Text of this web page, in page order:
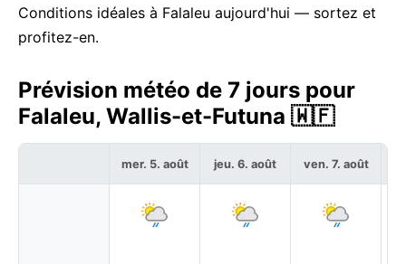
Conditions idéales à Falaleu aujourd'hui — sortez et
profitez-en.
Prévision météo de 7 jours pour
Falaleu, Wallis-et-Futuna 🇼🇫
mer. 5. août jeu. 6. août ven. 7. août